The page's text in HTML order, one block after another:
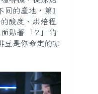
同的產地，第1
酸度、烘焙程
貼著「？」的
豆是你命定的咖